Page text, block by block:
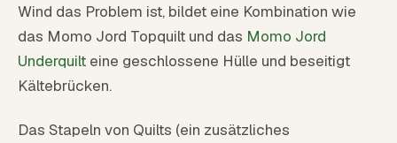
Wind das Problem ist, bildet eine Kombination wie
das Momo Jord Topquilt und das Momo Jord
Underquilt eine geschlossene Hülle und beseitigt
Kältebrücken.
Das Stapeln von Quilts (ein zusätzliches